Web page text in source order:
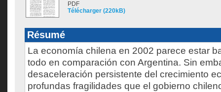
PDF
Télécharger (220kB)
Résumé
La economía chilena en 2002 parece estar
todo en comparación con Argentina. Sin
desaceleración persistente del crecimiento
profundas fragilidades que el gobierno